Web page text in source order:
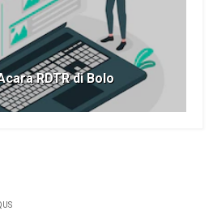
RDTR di Bolo